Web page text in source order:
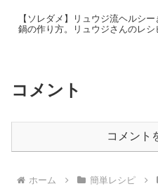
【ソレダメ】リュウジ流ヘルシー
鍋の作り方。リュウジさんのレシ
コメント
コメント
ホーム 簡単レシピ